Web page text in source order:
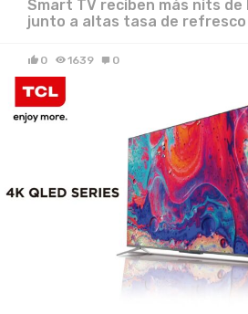
Smart TV reciben más nits de
junto a altas tasa de refresco
0 1639 0